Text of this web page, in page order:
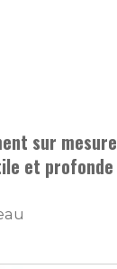
sur mesure
et profonde